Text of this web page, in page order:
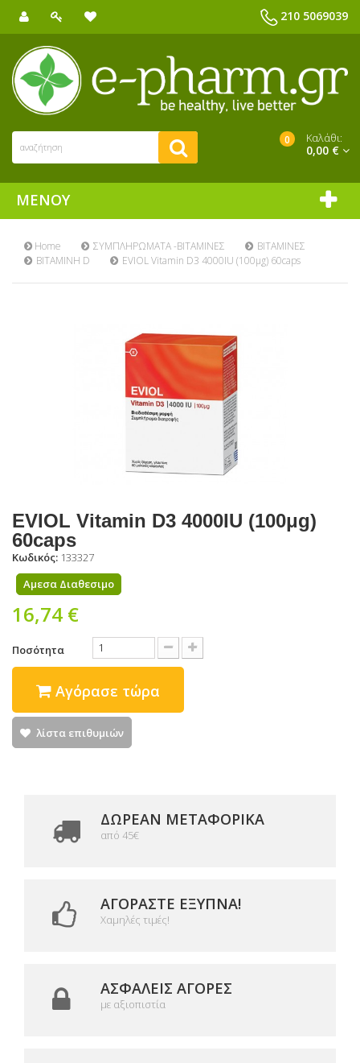
210 5069039
0 Καλάθι:
0,00 €
ΜΕΝΟΎ
Home ΣΥΜΠΛΗΡΩΜΑΤΑ -ΒΙΤΑΜΙΝΕΣ
ΒΙΤΑΜΙΝΕΣ
ΒΙΤΑΜΙΝΗ D
EVIOL Vitamin D3 4000IU (100μg) 60caps
EVIOL Vitamin D3 4000IU (100μg)
60caps
Κωδικός: 133327
Αμεσα Διαθεσιμο
16,74 €
Ποσότητα
Αγόρασε τώρα
λίστα επιθυμιών
ΔΩΡΕΑΝ ΜΕΤΑΦΟΡΙΚΆ
από 45€
ΑΓΟΡΆΣΤΕ ΈΞΥΠΝΑ!
Χαμηλές τιμές!
ΑΣΦΑΛΕΊΣ ΑΓΟΡΈΣ
με αξιοπιστία